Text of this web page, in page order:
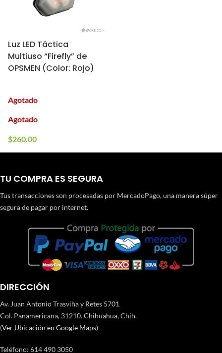
Luz LED Táctica
Multiuso “Firefly” de
OPSMEN (Color: Rojo)
Agotado
Agotado
$260.00
TU COMPRA ES SEGURA
Tus transacciones son procesadas por MercadoPago, una manera súper
segura de pagar por internet.
DIRECCIÓN
Av. Juan Antonio Trasviña y Retes 5701
Col. Panamericana, 31210. Chihuahua, Chih.
(Ver Ubicación en Google Maps)
Teléfono: 614 490 3050